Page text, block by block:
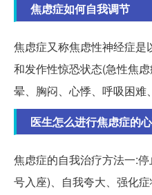
焦虑症如何自我调节
焦虑症又称焦虑性神经症是
和发作性惊恐状态(急性焦
晕、胸闷、心悸、呼吸困难
医生怎么进行焦虑症的
焦虑症的自我治疗方法一:
号入座)、自我夸大、强化